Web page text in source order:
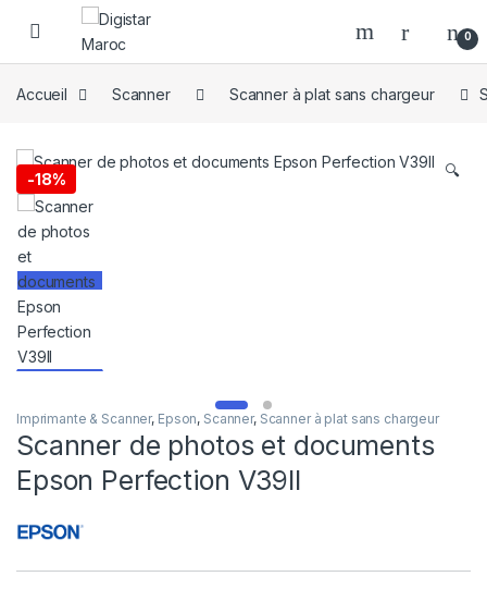
Skip to navigation
Skip to content
0
Accueil Scanner Scanner à plat sans chargeur
-18% 🔍
Imprimante & Scanner, Epson, Scanner, Scanner à plat sans chargeur
Scanner de photos et documents
Epson Perfection V39II